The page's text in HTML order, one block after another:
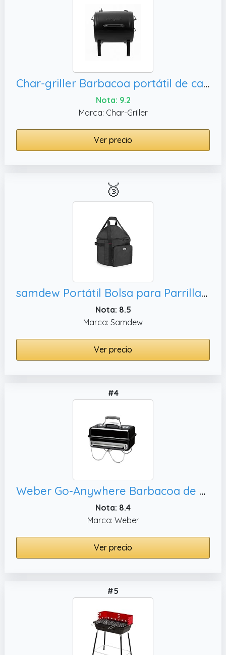
Char-griller Barbacoa portátil de carbón E82424 Smoker Side Fire Box, Negro
Nota: 9.2
Marca: Char-Griller
Ver precio
🥉
samdew Portátil Bolsa para Parrilla Compatible con Weber Smokey Joe Premium 37cm, Solo Bolsa (Diseño de Patente)
Nota: 8.5
Marca: Samdew
Ver precio
#4
Weber Go-Anywhere Barbacoa de carbón, patas plegables - Negro (1131004)
Nota: 8.4
Marca: Weber
Ver precio
#5